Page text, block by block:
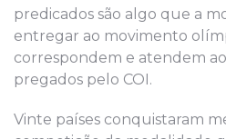
predicados são algo que a
entregar ao movimento
correspondem e atendem
pregados pelo COI.
Vinte países conquistaram